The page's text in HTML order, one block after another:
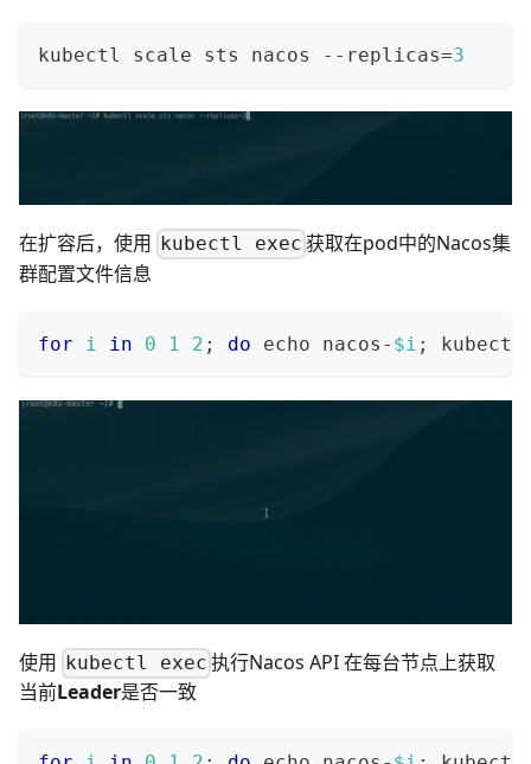
kubectl scale sts nacos --replicas=3
在扩容后，使用 kubectl exec 获取在pod中的Nacos集
群配置文件信息
for i in 0 1 2 ; do echo nacos- $i ;
使用 kubectl exec 执行Nacos API 在每台节点上获取
当前Leader是否一致